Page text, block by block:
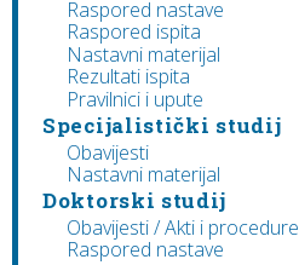
Raspored nastave
Raspored ispita
Nastavni materijal
Rezultati ispita
Pravilnici i upute
Specijalistički studij
Obavijesti
Nastavni materijal
Doktorski studij
Obavijesti / Akti i procedure
Raspored nastave